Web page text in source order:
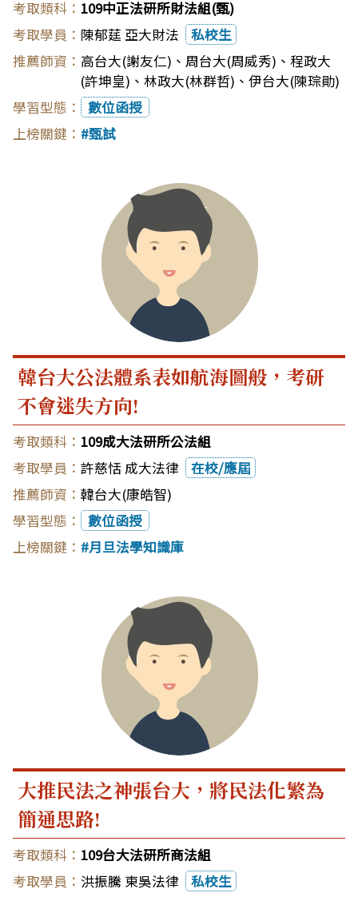
109中正法研所財法組(甄)
陳郁莛 亞大財法
私校生
高台大(謝友仁) 、 周台大(周威秀) 、 程政大
(許坤皇) 、 林政大(林群哲) 、 伊台大(陳琮勛)
數位函授
甄試
韓台大公法體系表如航海圖般，考研
不會迷失方向!
109成大法研所公法組
許慈恬 成大法律
在校/應屆
韓台大(康皓智)
數位函授
月旦法學知識庫
大推民法之神張台大，將民法化繁為
簡通思路!
109台大法研所商法組
洪振騰 東吳法律
私校生